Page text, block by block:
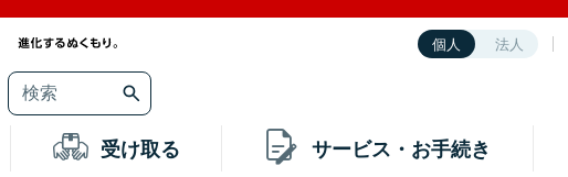
個人 法人
受け取る サービス・お手続き